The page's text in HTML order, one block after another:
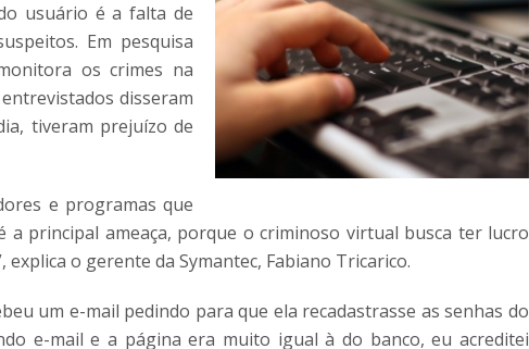
usuário é a falta de
Em pesquisa
os crimes na
disseram
tiveram prejuízo de
e programas que
a principal ameaça, porque o criminoso virtual busca ter lucro
explica o gerente da Symantec, Fabiano Tricarico.
um e-mail pedindo para que ela recadastrasse as senhas do
e-mail e a página era muito igual à do banco, eu acreditei